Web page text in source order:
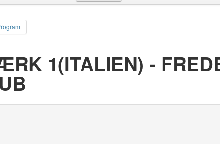
1(ITALIEN) -